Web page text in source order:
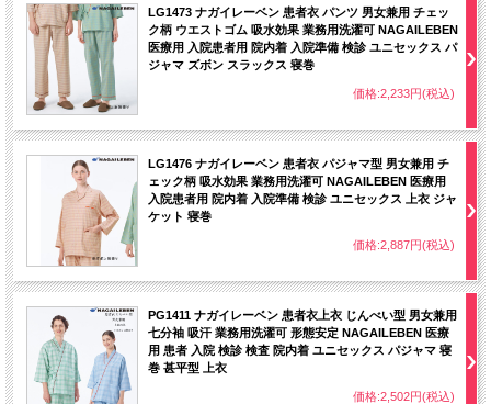
LG1473 ナガイレーベン 患者衣 パンツ 男女兼用 チェッ
ク柄 ウエストゴム 吸水効果 業務用洗濯可 NAGAILEBEN
医療用 入院患者用 院内着 入院準備 検診 ユニセックス パ
ジャマ ズボン スラックス 寝巻
価格:2,233円(税込)
LG1476 ナガイレーベン 患者衣 パジャマ型 男女兼用 チ
ェック柄 吸水効果 業務用洗濯可 NAGAILEBEN 医療用
入院患者用 院内着 入院準備 検診 ユニセックス 上衣 ジャ
ケット 寝巻
価格:2,887円(税込)
PG1411 ナガイレーベン 患者衣上衣 じんべい型 男女兼用
七分袖 吸汗 業務用洗濯可 形態安定 NAGAILEBEN 医療
用 患者 入院 検診 検査 院内着 ユニセックス パジャマ 寝
巻 甚平型 上衣
価格:2,502円(税込)